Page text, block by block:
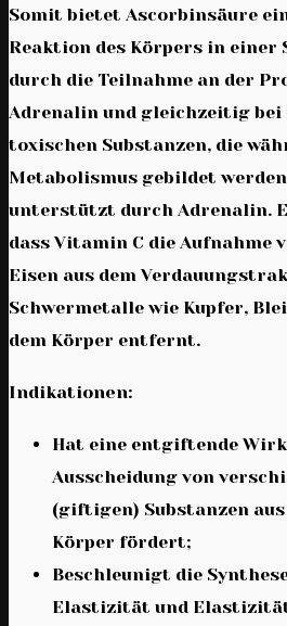
Somit bietet Ascorbinsäure
Reaktion des Körpers in
durch die Teilnahme an der
Adrenalin und gleichzeitig
toxischen Substanzen, die
Metabolismus gebildet
unterstützt durch Adrenalin.
dass Vitamin C die Aufnahme
Eisen aus dem
Schwermetalle wie Kupfer,
dem Körper entfernt.
Indikationen:
Hat eine entgiftende
Ausscheidung von
(giftigen) Substanzen
Körper fördert;
Beschleunigt die
Elastizität und